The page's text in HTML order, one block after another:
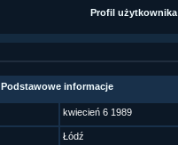
Profil użytkownika
Podstawowe informacje
kwiecień 6 1989
Łódź